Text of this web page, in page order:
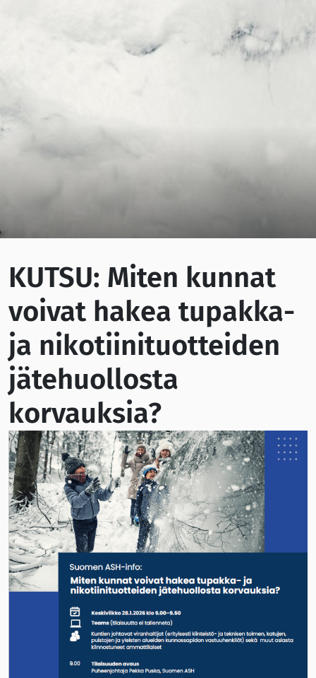
KUTSU: Miten kunnat
voivat hakea tupakka-
ja nikotiinituotteiden
jätehuollosta
korvauksia?